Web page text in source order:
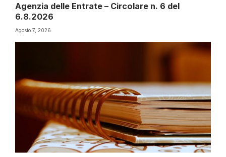
Agenzia delle Entrate – Circolare n. 6 del
6.8.2026
Agosto 7, 2026